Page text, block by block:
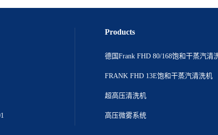
Products
德国Frank FHD 80/168饱和干蒸汽清
FRANK FHD 13E饱和干蒸汽清洗机
超高压清洗机
高压微雾系统